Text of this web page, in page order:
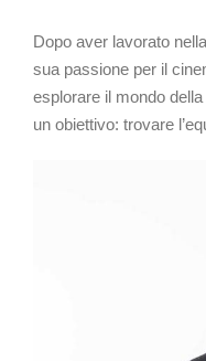
Dopo aver lavorato
sua passione per il
esplorare il mondo
un obiettivo: trovare